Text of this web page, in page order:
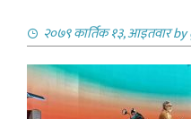
२०७९ कार्तिक १३, आइतवारby